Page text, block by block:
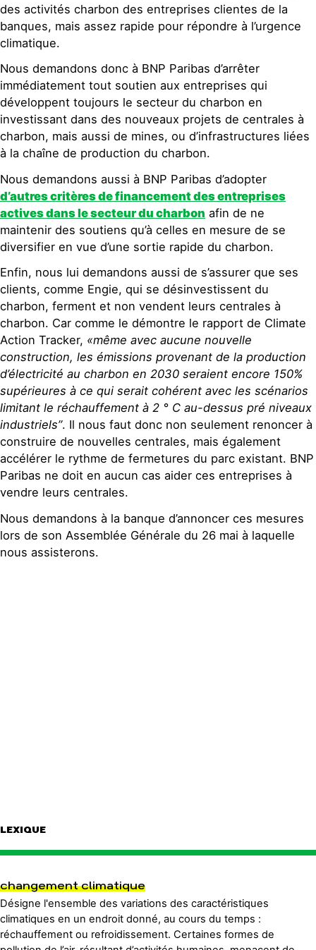
des activités charbon des entreprises clientes de la
banques, mais assez rapide pour répondre à l’urgence
climatique.
Nous demandons donc à BNP Paribas d’arrêter
immédiatement tout soutien aux entreprises qui
développent toujours le secteur du charbon en
investissant dans des nouveaux projets de centrales à
charbon, mais aussi de mines, ou d’infrastructures liées
à la chaîne de production du charbon.
Nous demandons aussi à BNP Paribas d’adopter
d’autres critères de financement des entreprises
actives dans le secteur du charbon afin de ne
maintenir des soutiens qu’à celles en mesure de se
diversifier en vue d’une sortie rapide du charbon.
Enfin, nous lui demandons aussi de s’assurer que ses
clients, comme Engie, qui se désinvestissent du
charbon, ferment et non vendent leurs centrales à
charbon. Car comme le démontre le rapport de Climate
Action Tracker, «même avec aucune nouvelle
construction, les émissions provenant de la production
d’électricité au charbon en 2030 seraient encore 150%
supérieures à ce qui serait cohérent avec les scénarios
limitant le réchauffement à 2 ° C au-dessus pré niveaux
industriels”. Il nous faut donc non seulement renoncer à
construire de nouvelles centrales, mais également
accélérer le rythme de fermetures du parc existant. BNP
Paribas ne doit en aucun cas aider ces entreprises à
vendre leurs centrales.
Nous demandons à la banque d’annoncer ces mesures
lors de son Assemblée Générale du 26 mai à laquelle
nous assisterons.
LEXIQUE
changement climatique
Désigne l'ensemble des variations des caractéristiques
climatiques en un endroit donné, au cours du temps :
réchauffement ou refroidissement. Certaines formes de